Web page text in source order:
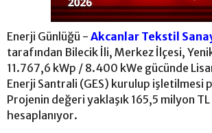
Enerji Günlüğü - Akcanlar Tekstil
tarafından Bilecik İli, Merkez İlçesi,
11.767,6 kWp / 8.400 kWe gücünde
Enerji Santrali (GES) kurulup işletilmesi
Projenin değeri yaklaşık 165,5 milyon
hesaplanıyor.